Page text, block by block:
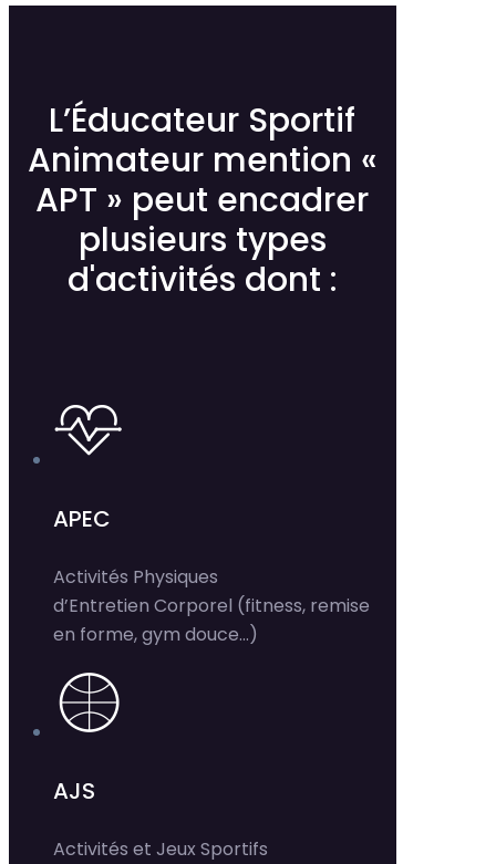
L’Éducateur Sportif
Animateur mention «
APT » peut encadrer
plusieurs types
d'activités dont :
APEC
Activités Physiques
d’Entretien Corporel (fitness, remise
en forme, gym douce…)
AJS
Activités et Jeux Sportifs